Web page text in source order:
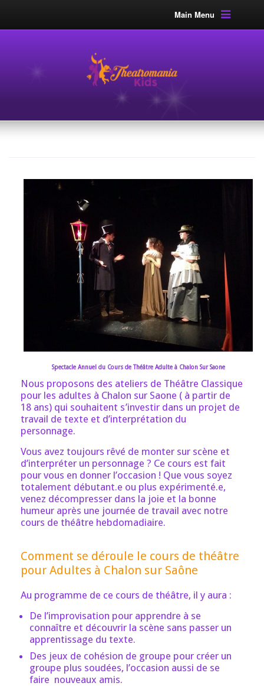
Main Menu
Spectacle Annuel du Cours de Théâtre Adulte à Chalon Sur Saone
Nous proposons des ateliers de Théâtre Classique
pour les adultes à Chalon sur Saone ( à partir de
18 ans) qui souhaitent s’investir dans un projet de
travail de texte et d’interprétation du
personnage.
Vous avez toujours rêvé de monter sur scène et
d’interpréter un personnage ? Ce cours est fait
pour vous en donner l’occasion ! Que vous soyez
totalement débutant.e ou plus expérimenté.e,
venez décompresser dans la joie et la bonne
humeur après une journée de travail avec notre
cours de théâtre hebdomadiaire.
Comment se déroule le cours de théâtre
pour Adultes à Chalon sur Saône
Au programme de ce cours de théâtre, il y aura :
De l’improvisation pour apprendre à se
connaître et découvrir la scène sans passer un
apprentissage du texte.
Des jeux de cohésion de groupe pour créer un
groupe plus soudées, l’occasion aussi de se
faire nouveaux amis.